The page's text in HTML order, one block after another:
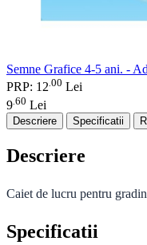
Semne Grafice 4-5 ani. -
PRP: 12 00 Lei
9 60 Lei
Descriere Specificatii
Descriere
Caiet de lucru pentru
Specificatii